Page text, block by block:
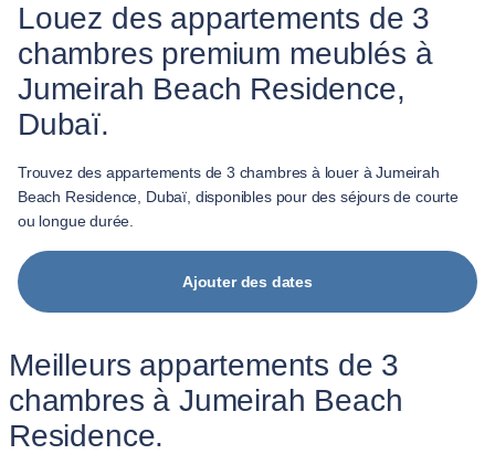
Louez des appartements de 3
chambres premium meublés à
Jumeirah Beach Residence,
Dubaï.
Trouvez des appartements de 3 chambres à louer à Jumeirah
Beach Residence, Dubaï, disponibles pour des séjours de courte
ou longue durée.
Ajouter des dates
Meilleurs appartements de 3
chambres à Jumeirah Beach
Residence.